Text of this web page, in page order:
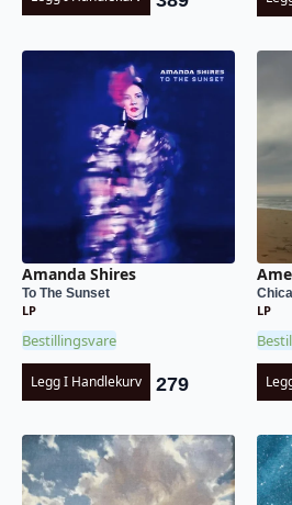
Amanda Shires
To The Sunset
LP
Bestillingsvare
Legg I Handlekurv 279
LP